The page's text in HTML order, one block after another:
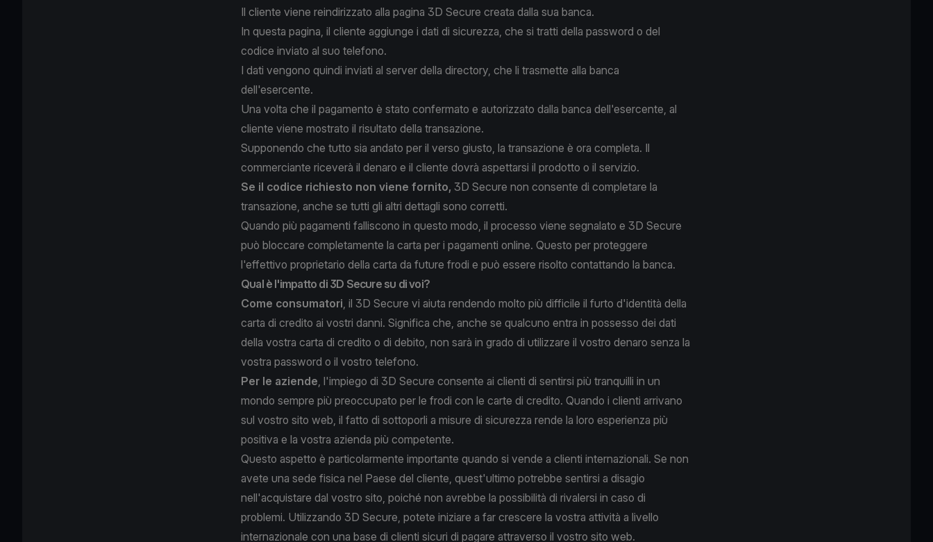
Il cliente viene reindirizzato alla pagina 3D Secure creata dalla sua banca.
In questa pagina, il cliente aggiunge i dati di sicurezza, che si tratti della password o del
codice inviato al suo telefono.
I dati vengono quindi inviati al server della directory, che li trasmette alla banca
dell'esercente.
Una volta che il pagamento è stato confermato e autorizzato dalla banca dell'esercente, al
cliente viene mostrato il risultato della transazione.
Supponendo che tutto sia andato per il verso giusto, la transazione è ora completa. Il
commerciante riceverà il denaro e il cliente dovrà aspettarsi il prodotto o il servizio.
Se il codice richiesto non viene fornito, 3D Secure non consente di completare la
transazione, anche se tutti gli altri dettagli sono corretti.
Quando più pagamenti falliscono in questo modo, il processo viene segnalato e 3D Secure
può bloccare completamente la carta per i pagamenti online. Questo per proteggere
l'effettivo proprietario della carta da future frodi e può essere risolto contattando la banca.
Qual è l'impatto di 3D Secure su di voi?
Come consumatori , il 3D Secure vi aiuta rendendo molto più difficile il furto d'identità della
carta di credito ai vostri danni. Significa che, anche se qualcuno entra in possesso dei dati
della vostra carta di credito o di debito, non sarà in grado di utilizzare il vostro denaro senza la
vostra password o il vostro telefono.
Per le aziende , l'impiego di 3D Secure consente ai clienti di sentirsi più tranquilli in un
mondo sempre più preoccupato per le frodi con le carte di credito. Quando i clienti arrivano
sul vostro sito web, il fatto di sottoporli a misure di sicurezza rende la loro esperienza più
positiva e la vostra azienda più competente.
Questo aspetto è particolarmente importante quando si vende a clienti internazionali. Se non
avete una sede fisica nel Paese del cliente, quest'ultimo potrebbe sentirsi a disagio
nell'acquistare dal vostro sito, poiché non avrebbe la possibilità di rivalersi in caso di
problemi. Utilizzando 3D Secure, potete iniziare a far crescere la vostra attività a livello
internazionale con una base di clienti sicuri di pagare attraverso il vostro sito web.